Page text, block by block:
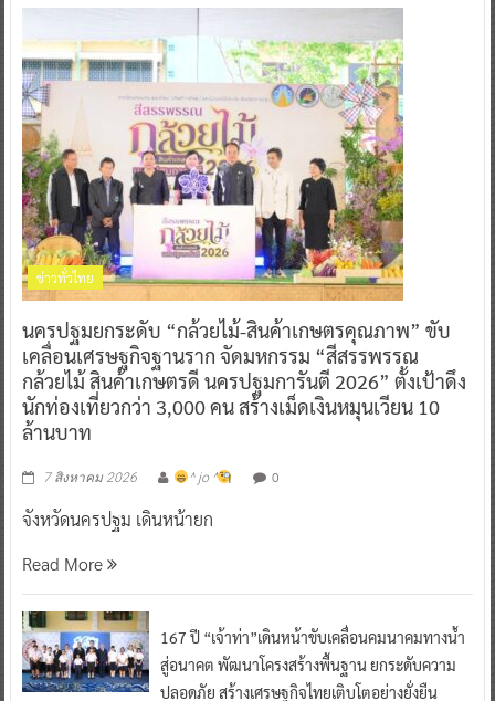
ข่าวทั่วไทย
นครปฐมยกระดับ “กล้วยไม้-สินค้าเกษตรคุณภาพ” ขับ
เคลื่อนเศรษฐกิจฐานราก จัดมหกรรม “สีสรรพรรณ
กล้วยไม้ สินค้าเกษตรดี นครปฐมการันตี 2026” ตั้งเป้าดึง
นักท่องเที่ยวกว่า 3,000 คน สร้างเม็ดเงินหมุนเวียน 10
ล้านบาท
7 สิงหาคม 2026 ^ jo ^ 0
จังหวัดนครปฐม เดินหน้ายก
Read More
167 ปี “เจ้าท่า”เดินหน้าขับเคลื่อนคมนาคมทางน้ำ
สู่อนาคต พัฒนาโครงสร้างพื้นฐาน ยกระดับความ
ปลอดภัย สร้างเศรษฐกิจไทยเติบโตอย่างยั่งยืน